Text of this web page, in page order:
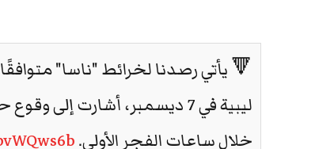
🔻 يأتي رصدنا لخرائط "ناسا"
ليبية في 7 ديسمبر، أشارت
خلال ساعات الفجر الأولى.